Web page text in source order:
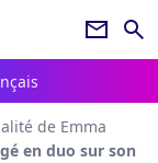
newsletter search
de Emma
en duo sur son